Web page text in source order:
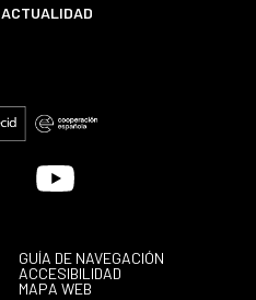
ACTUALIDAD
Youtube
GUÍA DE NAVEGACIÓN
ACCESIBILIDAD
MAPA WEB